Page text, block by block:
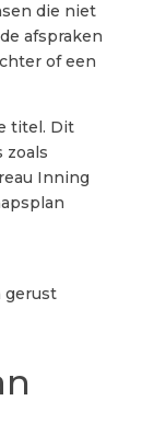
die niet
afspraken
of een
titel. Dit
zoals
Inning
gerust